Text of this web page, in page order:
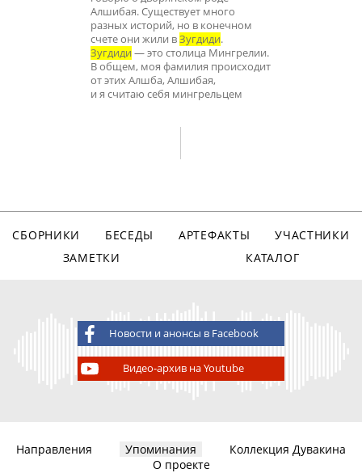
Алшибая. Существует много
разных историй, но в конечном
счете они жили вЗугдиди.
Зугдиди — это столица Мингрелии.
В общем, моя фамилия происходит
от этих Алшба, Алшибая,
и я считаю себя мингрельцем
СБОРНИКИ БЕСЕДЫ АРТЕФАКТЫ
УЧАСТНИКИ
ЗАМЕТКИ
КАТАЛОГ
Новости и анонсы в Facebook
Видео-архив на Youtube
Направления Упоминания
Коллекция Дувакина
О проекте